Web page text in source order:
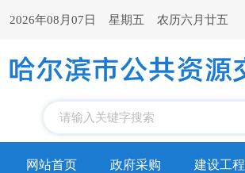
2026年08月07日 星期五 农历六月廿五
请输入关键字搜索
网站首页 政府采购 建设工程